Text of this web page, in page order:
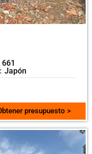
661
Japón
presupuesto >